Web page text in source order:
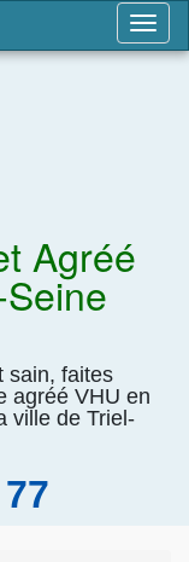
Agréé
sain, faites
agréé VHU en
ville de Triel-